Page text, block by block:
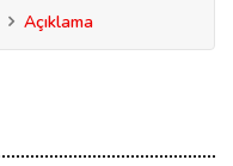
Açıklama